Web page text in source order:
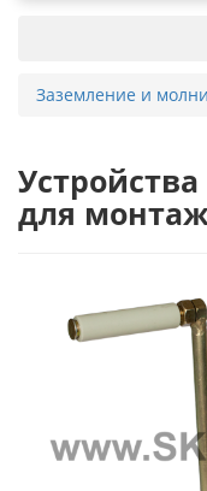
Заземление и
для